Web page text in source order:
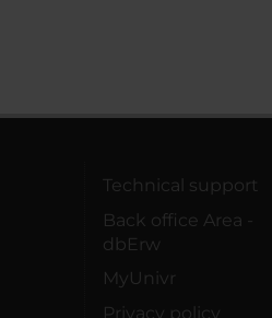
Technical support
Back office Area -
dbErw
MyUnivr
Privacy policy